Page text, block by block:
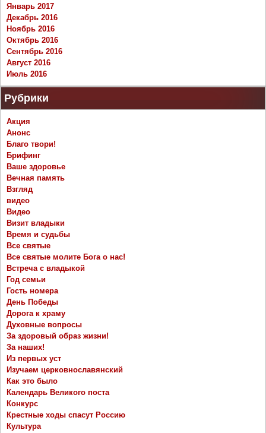
Январь 2017
Декабрь 2016
Ноябрь 2016
Октябрь 2016
Сентябрь 2016
Август 2016
Июль 2016
Рубрики
Акция
Анонс
Благо твори!
Брифинг
Ваше здоровье
Вечная память
Взгляд
видео
Видео
Визит владыки
Время и судьбы
Все святые
Все святые молите Бога о нас!
Встреча с владыкой
Год семьи
Гость номера
День Победы
Дорога к храму
Духовные вопросы
За здоровый образ жизни!
За наших!
Из первых уст
Изучаем церковнославянский
Как это было
Календарь Великого поста
Конкурс
Крестные ходы спасут Россию
Культура